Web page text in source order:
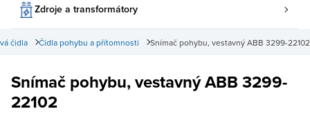
Zdroje a transformátory
Snímač pohybu, vestavný ABB 3299-22102
Čidla pohybu a přítomnosti
čidla
Snímač pohybu, vestavný ABB 3299-
22102